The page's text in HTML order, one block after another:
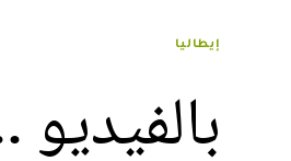
إيطاليا